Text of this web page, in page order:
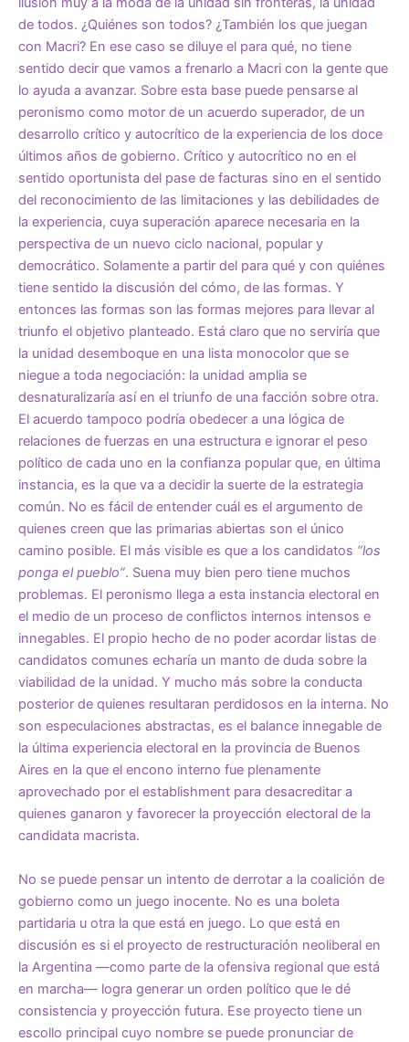
de todos. ¿Quiénes son todos? ¿También los que juegan
con Macri? En ese caso se diluye el para qué, no tiene
sentido decir que vamos a frenarlo a Macri con la gente que
lo ayuda a avanzar. Sobre esta base puede pensarse al
peronismo como motor de un acuerdo superador, de un
desarrollo crítico y autocrítico de la experiencia de los doce
últimos años de gobierno. Crítico y autocrítico no en el
sentido oportunista del pase de facturas sino en el sentido
del reconocimiento de las limitaciones y las debilidades de
la experiencia, cuya superación aparece necesaria en la
perspectiva de un nuevo ciclo nacional, popular y
democrático. Solamente a partir del para qué y con quiénes
tiene sentido la discusión del cómo, de las formas. Y
entonces las formas son las formas mejores para llevar al
triunfo el objetivo planteado. Está claro que no serviría que
la unidad desemboque en una lista monocolor que se
niegue a toda negociación: la unidad amplia se
desnaturalizaría así en el triunfo de una facción sobre otra.
El acuerdo tampoco podría obedecer a una lógica de
relaciones de fuerzas en una estructura e ignorar el peso
político de cada uno en la confianza popular que, en última
instancia, es la que va a decidir la suerte de la estrategia
común. No es fácil de entender cuál es el argumento de
quienes creen que las primarias abiertas son el único
camino posible. El más visible es que a los candidatos “los
ponga el pueblo”. Suena muy bien pero tiene muchos
problemas. El peronismo llega a esta instancia electoral en
el medio de un proceso de conflictos internos intensos e
innegables. El propio hecho de no poder acordar listas de
candidatos comunes echaría un manto de duda sobre la
viabilidad de la unidad. Y mucho más sobre la conducta
posterior de quienes resultaran perdidosos en la interna. No
son especulaciones abstractas, es el balance innegable de
la última experiencia electoral en la provincia de Buenos
Aires en la que el encono interno fue plenamente
aprovechado por el establishment para desacreditar a
quienes ganaron y favorecer la proyección electoral de la
candidata macrista.
No se puede pensar un intento de derrotar a la coalición de
gobierno como un juego inocente. No es una boleta
partidaria u otra la que está en juego. Lo que está en
discusión es si el proyecto de restructuración neoliberal en
la Argentina —como parte de la ofensiva regional que está
en marcha— logra generar un orden político que le dé
consistencia y proyección futura. Ese proyecto tiene un
escollo principal cuyo nombre se puede pronunciar de